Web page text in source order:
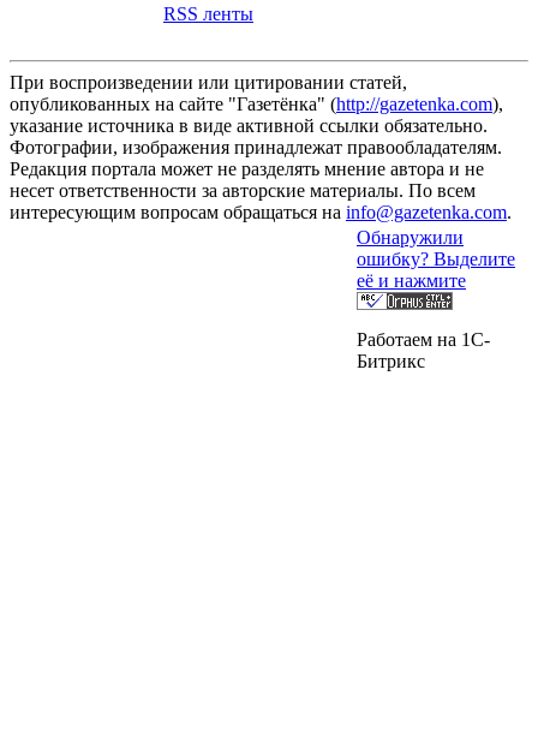
RSS ленты
При воспроизведении или цитировании статей,
опубликованных на сайте "Газетёнка" (http://gazetenka.com),
указание источника в виде активной ссылки обязательно.
Фотографии, изображения принадлежат правообладателям.
Редакция портала может не разделять мнение автора и не
несет ответственности за авторские материалы. По всем
интересующим вопросам обращаться на info@gazetenka.com.
Обнаружили
ошибку? Выделите
её и нажмите
Работаем на 1C-
Битрикс